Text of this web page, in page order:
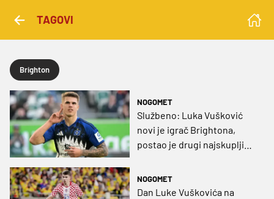
TAGOVI
Brighton
NOGOMET
Službeno: Luka Vušković
novi je igrač Brightona,
postao je drugi najskuplji
NOGOMET
Dan Luke Vuškovića na